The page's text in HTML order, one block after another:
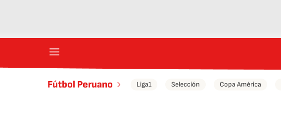
Fútbol Peruano Liga1 Selección Copa América